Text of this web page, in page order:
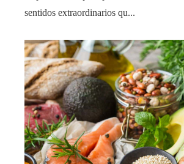
sentidos extraordinarios qu...